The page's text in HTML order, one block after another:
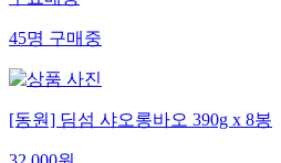
무료배송
45명구매중
[동원] 딤섬 샤오롱바오 390g x 8봉